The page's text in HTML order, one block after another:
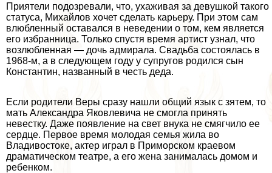
Приятели подозревали, что, ухаживая за дeвyшкой такого
статуса, Михайлов хочет сделать карьеру. При этом сам
влюбленный оставался в неведении о том, кем является
его избранница. Только спустя время артист узнал, что
возлюбленная — дочь адмирала. Свадьба состоялась в
1968-м, а в следующем году у супругов родился сын
Константин, названный в честь деда.
Если родители Веры сразу нашли общий язык с зятем, то
мать Александра Яковлевича не смогла принять
невестку. Даже появление на свет внука не смягчило ее
сердце. Первое время молодая семья жила во
Владивостоке, актер играл в Приморском краевом
драматическом театре, а его жена занималась домом и
ребенком.